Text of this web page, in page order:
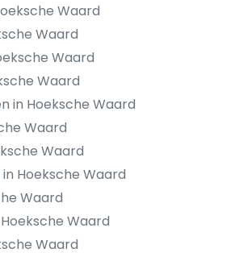
Waard
Waard
Waard
Waard
in Hoeksche Waard
Waard
Waard
Hoeksche Waard
Waard
Waard
Waard